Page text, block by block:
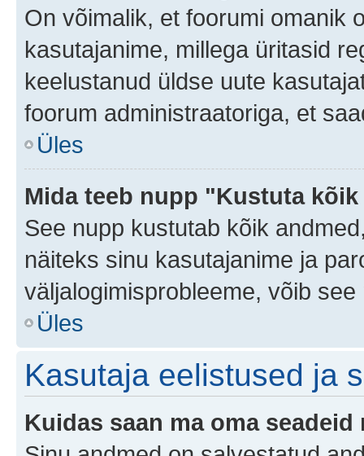
On võimalik, et foorumi omanik
kasutajanime, millega üritasid
keelustanud üldse uute
foorum administraatoriga, et
Üles
Mida teeb nupp "Kustuta
See nupp kustutab kõik
näiteks sinu kasutajanime ja
väljalogimisprobleeme, võib see
Üles
Kasutaja eelistused ja
Kuidas saan ma oma seadeid